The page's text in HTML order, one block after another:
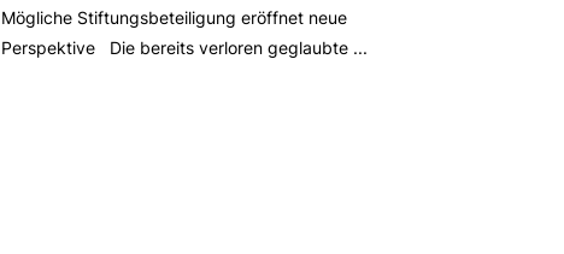
Mögliche Stiftungsbeteiligung eröffnet neue
Perspektive Die bereits verloren geglaubte ...